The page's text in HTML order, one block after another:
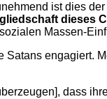
ist dies
dieses
Massen-
engagiert.
dass